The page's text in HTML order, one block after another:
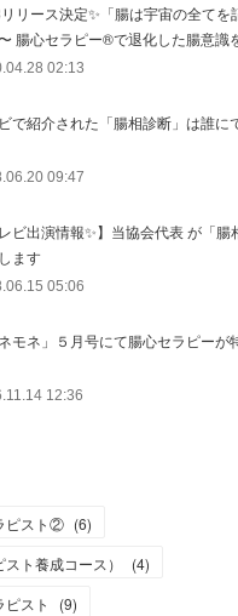
リース決定✨「腸は宇宙の全てを
腸心セラピー®︎で退化した腸意識
02:13
で紹介された「腸相診断」は誰に
09:47
レビ出演情報✨】当協会代表 が「
ます
05:06
ネモネ」５月号にて腸心セラピーが
12:36
ピスト② (6)
ト養成コース）
(4)
スト
(9)